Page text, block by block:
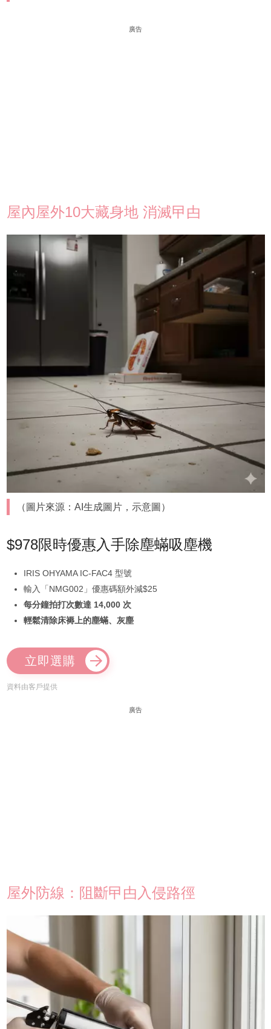
廣告
屋內屋外10大藏身地 消滅曱甴
（圖片來源：AI生成圖片，示意圖）
$978限時優惠入手除塵蟎吸塵機
IRIS OHYAMA IC-FAC4 型號
輸入「NMG002」優惠碼額外減$25
每分鐘拍打次數達 14,000 次
輕鬆清除床褥上的塵蟎、灰塵
立即選購
資料由客戶提供
廣告
屋外防線：阻斷曱甴入侵路徑